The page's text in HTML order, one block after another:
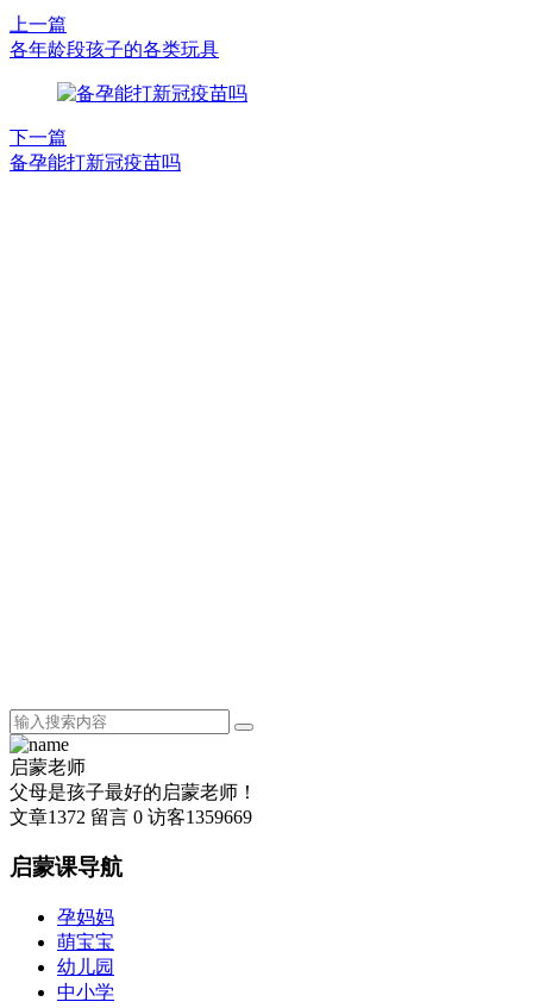
上一篇
各年龄段孩子的各类玩具
下一篇
备孕能打新冠疫苗吗
启蒙老师
父母是孩子最好的启蒙老师！
文章1372 留言 0 访客1359669
启蒙课导航
孕妈妈
萌宝宝
幼儿园
中小学